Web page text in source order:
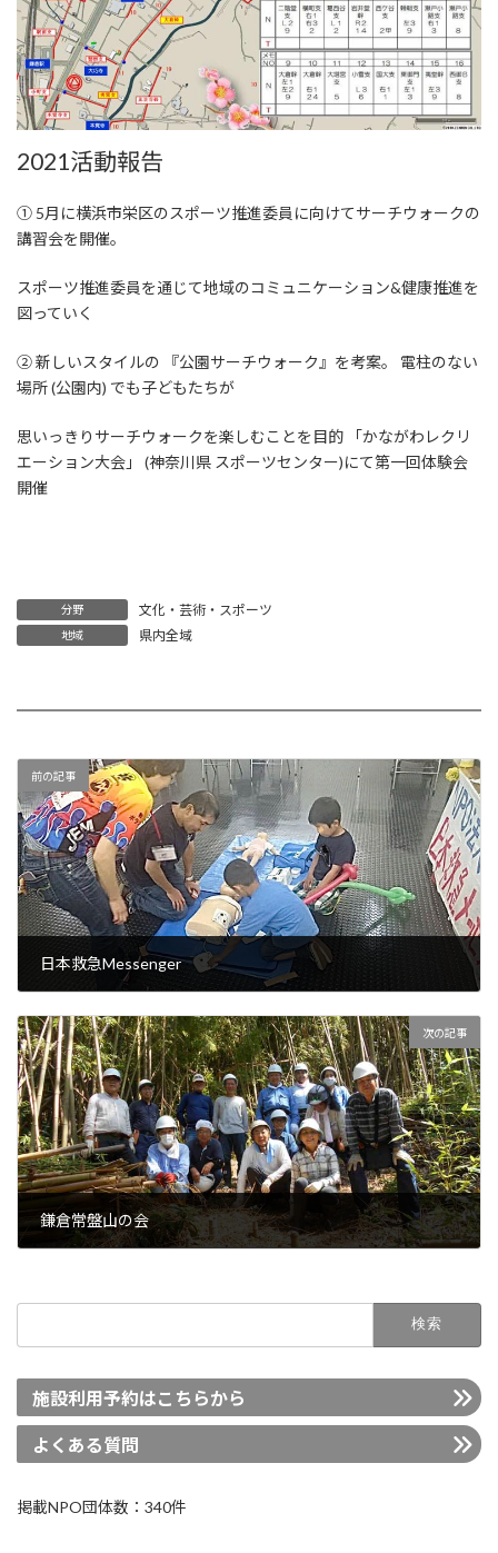
2021活動報告
① 5月に横浜市栄区のスポーツ推進委員に向けてサーチウォークの
講習会を開催。
スポーツ推進委員を通じて地域のコミュニケーション&健康推進を
図っていく
② 新しいスタイルの 『公園サーチウォーク』を考案。 電柱のない
場所 (公園内) でも子どもたちが
思いっきりサーチウォークを楽しむことを目的 「かながわレクリ
エーション大会」 (神奈川県 スポーツセンター)にて第一回体験会
開催
分野 文化・芸術・スポーツ
地域 県内全域
前の記事
日本救急Messenger
次の記事
鎌倉常盤山の会
施設利用予約はこちらから
よくある質問
掲載NPO団体数：340件